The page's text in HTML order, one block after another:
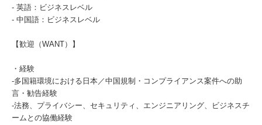
- 英語：ビジネスレベル
- 中国語：ビジネスレベル
【歓迎（WANT）】
・経験
-多国籍環境における日本／中国規制・コンプライアンス案件への助
言・勧告経験
-法務、プライバシー、セキュリティ、エンジニアリング、ビジネスチ
ームとの協働経験